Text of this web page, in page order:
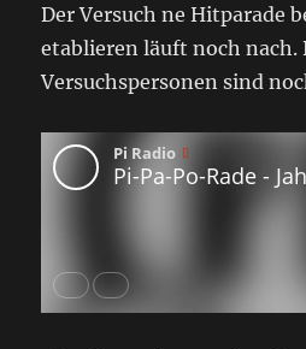
Der Versuch ne Hitparade
etablieren läuft noch nach.
Versuchspersonen sind